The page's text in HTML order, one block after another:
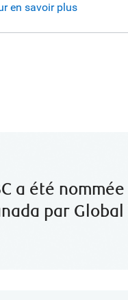
en savoir plus
a été
par Global